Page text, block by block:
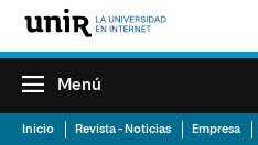
Menú
Inicio Revista - Noticias Empresa